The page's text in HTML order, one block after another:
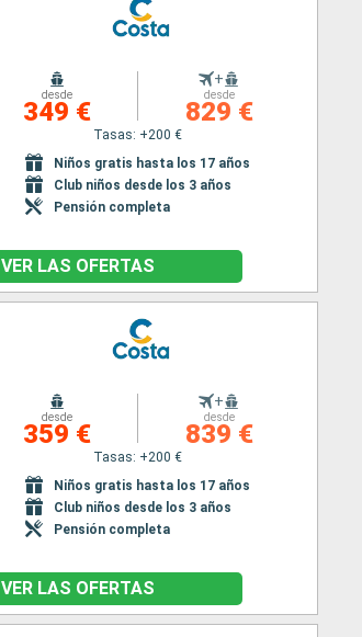
desde
349 €
+
desde
829 €
Tasas: +200 €
Niños gratis hasta los 17 años
Club niños desde los 3 años
Pensión completa
VER LAS OFERTAS
desde
359 €
+
desde
839 €
Tasas: +200 €
Niños gratis hasta los 17 años
Club niños desde los 3 años
Pensión completa
VER LAS OFERTAS